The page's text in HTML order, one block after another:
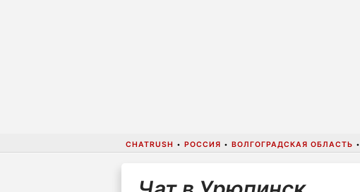
CHATRUSH • РОССИЯ • ВОЛГОГРАДСКАЯ ОБЛАСТЬ •